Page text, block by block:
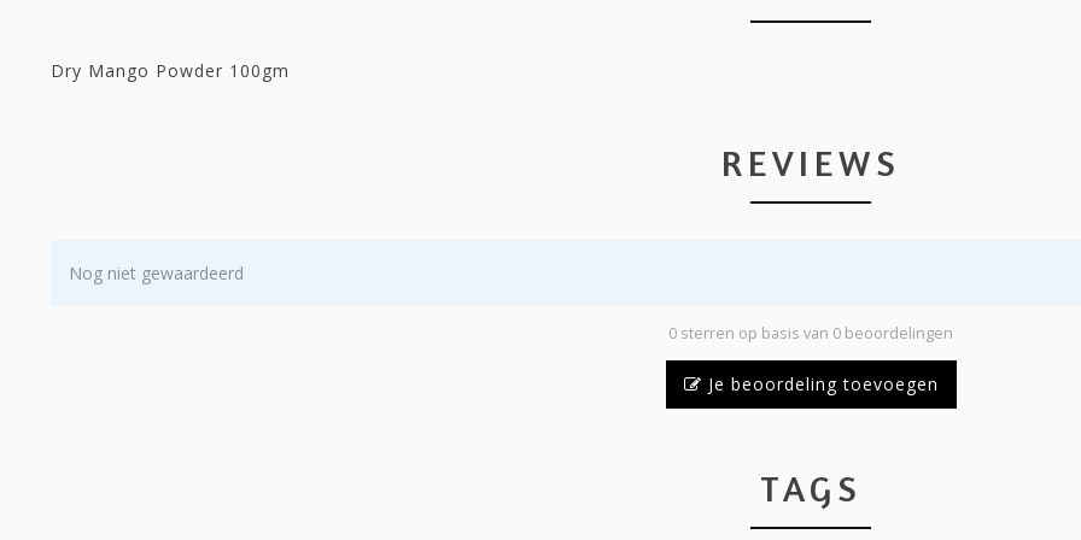
Dry Mango Powder 100gm
REVIEWS
Nog niet gewaardeerd
0 sterren op basis van 0 beoordelingen
Je beoordeling toevoegen
TAGS